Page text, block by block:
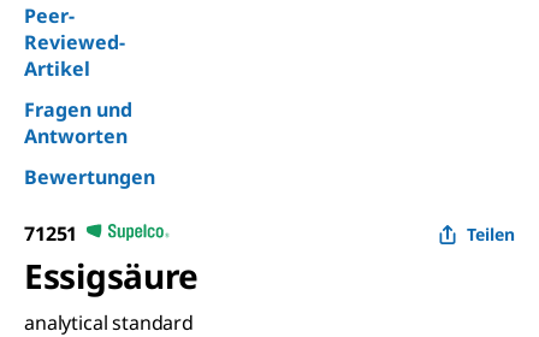
Peer-
Reviewed-
Artikel
Fragen und
Antworten
Bewertungen
71251 Teilen
Essigsäure
analytical standard